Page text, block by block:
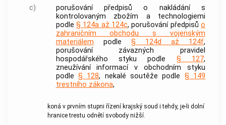
c)
porušování předpisů o nakládání s
kontrolovaným zbožím a technologiemi
podle § 124a až 124c, porušování předpisůo
zahraničním obchodu s vojenským
materiálem podle § 124d až 124f,
porušování závazných pravidel
hospodářského styku podle § 127,
zneužívání informací v obchodním styku
podle § 128, nekalé soutěže podle § 149
trestního zákona,
koná v prvním stupni řízení krajský soud i tehdy, je-li dolní
hranice trestu odnětí svobody nižší.